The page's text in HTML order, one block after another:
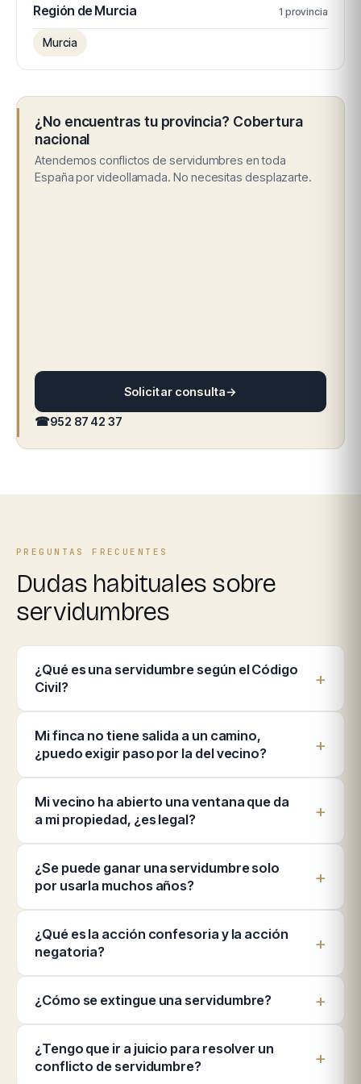
Región de Murcia 1 provincia
Murcia
¿No encuentras tu provincia? Cobertura
nacional
Atendemos conflictos de servidumbres en toda
España por videollamada. No necesitas desplazarte.
Solicitar consulta→
☎952 87 42 37
PREGUNTAS FRECUENTES
Dudas habituales sobre
servidumbres
¿Qué es una servidumbre según el Código
Civil?
Mi finca no tiene salida a un camino,
¿puedo exigir paso por la del vecino?
Mi vecino ha abierto una ventana que da
a mi propiedad, ¿es legal?
¿Se puede ganar una servidumbre solo
por usarla muchos años?
¿Qué es la acción confesoria y la acción
negatoria?
¿Cómo se extingue una servidumbre?
¿Tengo que ir a juicio para resolver un
conflicto de servidumbre?